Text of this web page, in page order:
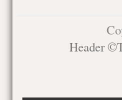
Header